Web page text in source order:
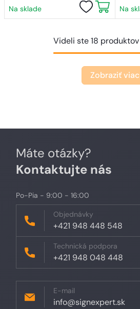
Na sklade Na
Videli ste 18 produktov
Zobraziť viac
Máte otázky?
Kontaktujte nás
Po-Pia - 9:00 - 16:00
Objednávky
+421 948 448 548
Technická podpora
+421 948 048 448
E-mail
info@signexpert.sk